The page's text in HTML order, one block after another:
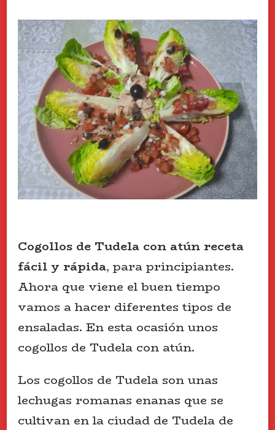
Cogollos de Tudela con atún receta
fácil y rápida, para principiantes.
Ahora que viene el buen tiempo
vamos a hacer diferentes tipos de
ensaladas. En esta ocasión unos
cogollos de Tudela con atún.
Los cogollos de Tudela son unas
lechugas romanas enanas que se
cultivan en la ciudad de Tudela de